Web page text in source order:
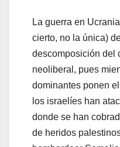
La guerra en
cierto, no la única)
descomposición del
neoliberal, pues
dominantes ponen
los israelíes han
donde se han
de heridos